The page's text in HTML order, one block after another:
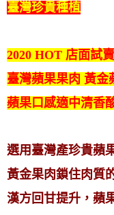
臺灣珍貴種植
2020 HOT 店面試
臺灣蘋果果肉 黃金
蘋果口感適中清香
選用臺灣產珍貴蘋
黃金果肉鎖住肉質
漢方回甘提升，蘋